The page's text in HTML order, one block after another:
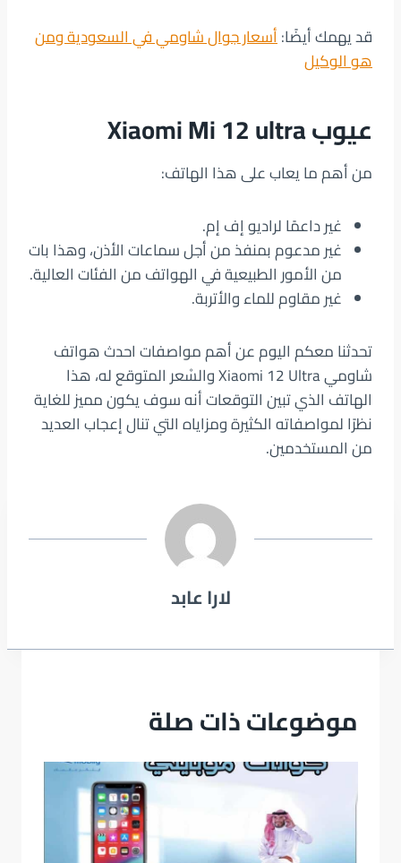
قد يهمك أيضًا:أسعار جوال شاومي في السعودية ومن
هو الوكيل
عيوب Xiaomi Mi 12 ultra
من أهم ما يعاب على هذا الهاتف:
غير داعمًا لراديو إف إم.
غير مدعوم بمنفذ من أجل سماعات الأذن، وهذا بات
من الأمور الطبيعية في الهواتف من الفئات العالية.
غير مقاوم للماء والأتربة.
تحدثنا معكم اليوم عن أهم مواصفات احدث هواتف
شاومي Xiaomi 12 Ultra والسْعر المتوقع له، هذا
الهاتف الذي تبين التوقعات أنه سوف يكون مميز للغاية
نظرًا لمواصفاته الكثيرة ومزاياه التي تنال إعجاب العديد
من المستخدمين.
لارا عابد
موضوعات ذات صلة